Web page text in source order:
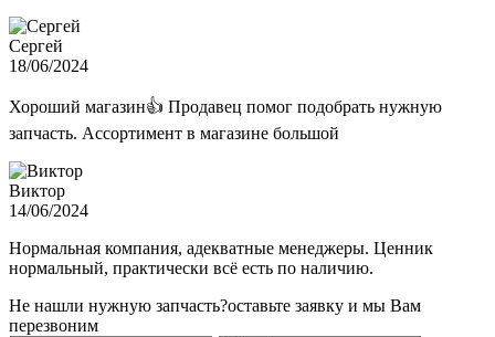
Сергей
18/06/2024
Хороший магазин👍 Продавец помог подобрать нужную
запчасть. Ассортимент в магазине большой
Виктор
14/06/2024
Нормальная компания, адекватные менеджеры. Ценник
нормальный, практически всё есть по наличию.
Не нашли нужную запчасть?оставьте заявку и мы Вам
перезвоним